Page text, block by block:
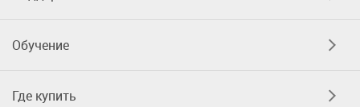
Обучение
Где купить